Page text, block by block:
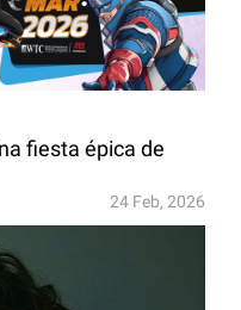
fiesta épica de
24 Feb, 2026